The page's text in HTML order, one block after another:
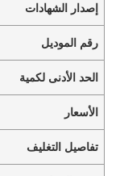
إصدار الشهادات
رقم الموديل
الحد الأدنى لكمية
الأسعار
تفاصيل التغليف